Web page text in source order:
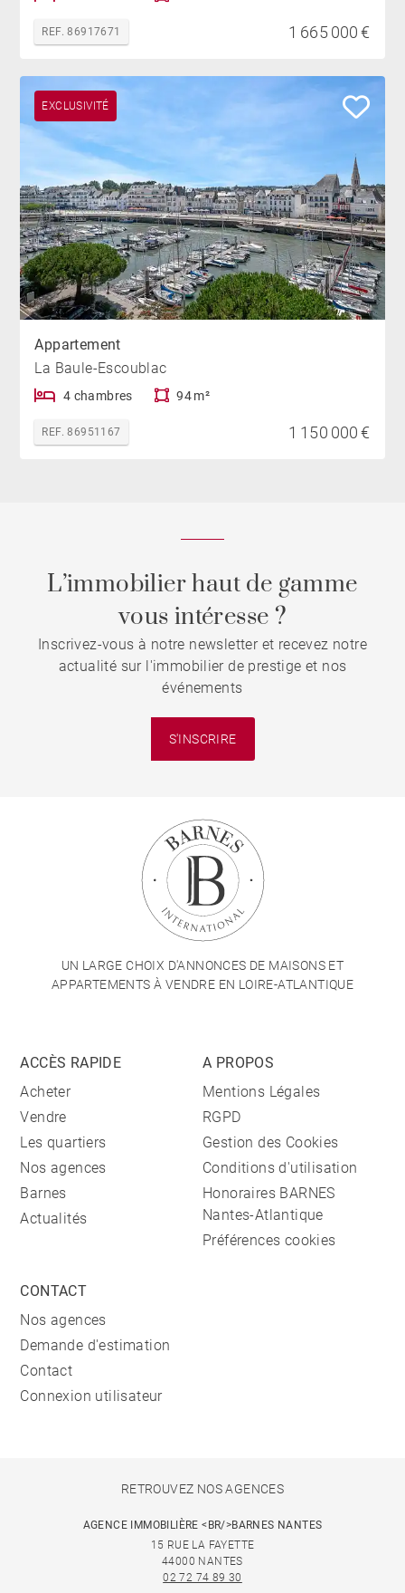
REF. 86917671 1 665 000 €
EXCLUSIVITÉ
Appartement
La Baule-Escoublac
4 chambres 94 m²
REF. 86951167 1 150 000 €
L’immobilier haut de gamme
vous intéresse ?
Inscrivez-vous à notre newsletter et recevez notre
actualité sur l'immobilier de prestige et nos
événements
S'INSCRIRE
UN LARGE CHOIX D'ANNONCES DE MAISONS ET
APPARTEMENTS À VENDRE EN LOIRE-ATLANTIQUE
ACCÈS RAPIDE
Acheter
Vendre
Les quartiers
Nos agences
Barnes
Actualités
A PROPOS
Mentions Légales
RGPD
Gestion des Cookies
Conditions d'utilisation
Honoraires BARNES
Nantes-Atlantique
Préférences cookies
CONTACT
Nos agences
Demande d'estimation
Contact
Connexion utilisateur
RETROUVEZ NOS AGENCES
AGENCE IMMOBILIÈRE <BR/>BARNES NANTES
15 RUE LA FAYETTE
44000 NANTES
02 72 74 89 30